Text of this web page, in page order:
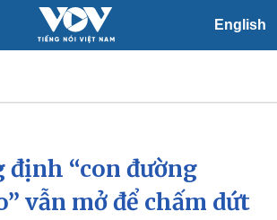
English
Xã hội
Tin 24h
Dự báo thời tiết
định “con đường
vẫn mở để chấm dứt